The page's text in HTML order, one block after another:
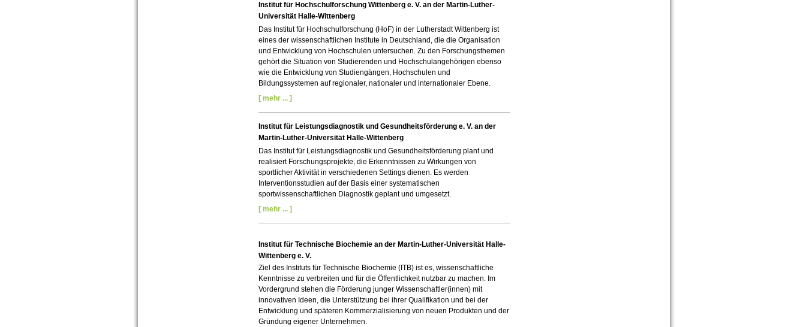
Institut für Hochschulforschung Wittenberg e. V. an der Martin-Luther-
Universität Halle-Wittenberg
Das Institut für Hochschulforschung (HoF) in der Lutherstadt Wittenberg ist
eines der wissenschaftlichen Institute in Deutschland, die die Organisation
und Entwicklung von Hochschulen untersuchen. Zu den Forschungsthemen
gehört die Situation von Studierenden und Hochschulangehörigen ebenso
wie die Entwicklung von Studiengängen, Hochschulen und
Bildungssystemen auf regionaler, nationaler und internationaler Ebene.
[ mehr ... ]
Institut für Leistungsdiagnostik und Gesundheitsförderung e. V. an der
Martin-Luther-Universität Halle-Wittenberg
Das Institut für Leistungsdiagnostik und Gesundheitsförderung plant und
realisiert Forschungsprojekte, die Erkenntnissen zu Wirkungen von
sportlicher Aktivität in verschiedenen Settings dienen.Es werden
Interventionsstudien auf der Basis einer systematischen
sportwissenschaftlichen Diagnostik geplant und umgesetzt.
[ mehr ... ]
Institut für Technische Biochemie an der Martin-Luther-Universität Halle-
Wittenberg e. V.
Ziel des Instituts für Technische Biochemie (ITB) ist es, wissenschaftliche
Kenntnisse zu verbreiten und für die Öffentlichkeit nutzbar zu machen. Im
Vordergrund stehen die Förderung junger Wissenschaftler(innen) mit
innovativen Ideen, die Unterstützung bei ihrer Qualifikation und bei der
Entwicklung und späteren Kommerzialisierung von neuen Produkten und der
Gründung eigener Unternehmen.